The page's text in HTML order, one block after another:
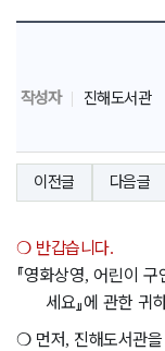
작성자 진해도서관
이전글 다음글
❍ 반갑습니다.
『영화상영, 어린이 구
세요』에 관한 귀
❍ 먼저, 진해도서관